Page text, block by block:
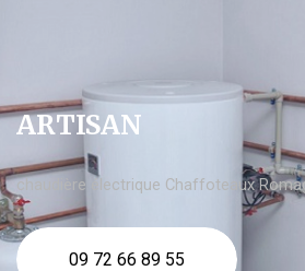
ARTISAN
chaudière électrique Chaffoteaux
09 72 66 89 55